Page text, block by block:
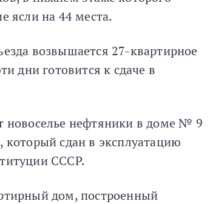
ясли на 44 места.
возвышается 27-квартирное
дни готовится к сдаче в
новоселье нефтяники в доме № 9
который сдан в эксплуатацию
СССР.
дом, построенный